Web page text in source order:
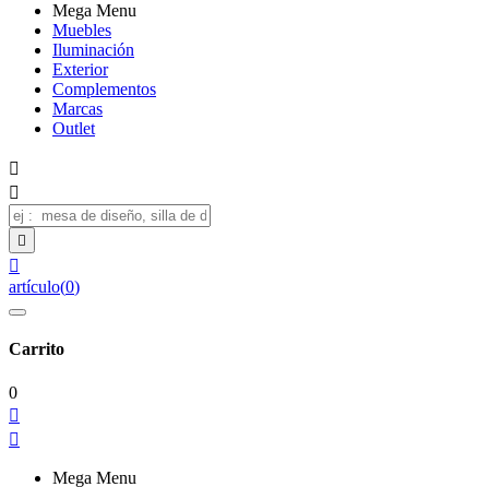
Mega Menu
Muebles
Iluminación
Exterior
Complementos
Marcas
Outlet




artículo(0)
Carrito
0


Mega Menu